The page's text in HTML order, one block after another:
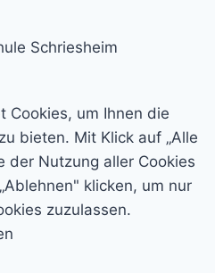
Schriesheim
Cookies, um Ihnen die
bieten. Mit Klick auf „Alle
der Nutzung aller Cookies
klicken, um nur
zuzulassen.